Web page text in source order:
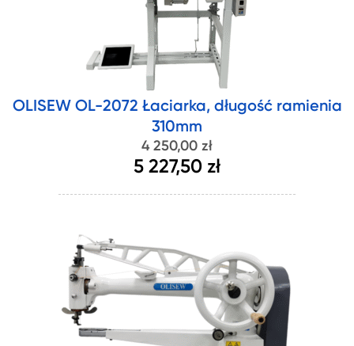
OLISEW OL-2072 Łaciarka, długość ramienia
310mm
4 250,00 zł
5 227,50 zł